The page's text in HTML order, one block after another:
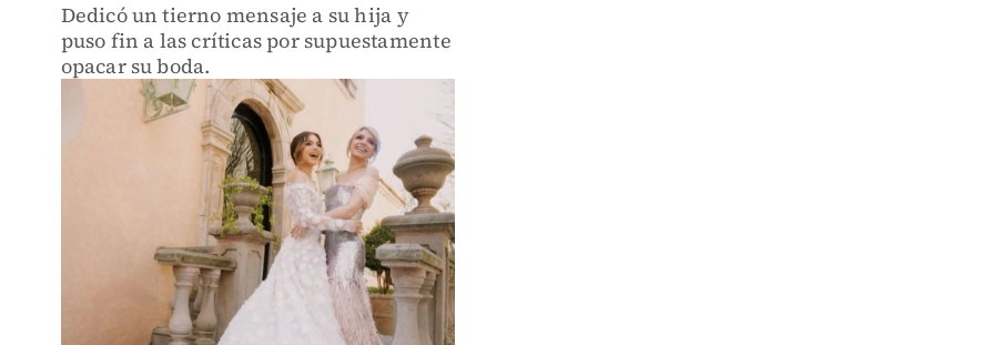
Dedicó un tierno mensaje a su hija y
puso fin a las críticas por supuestamente
opacar su boda.